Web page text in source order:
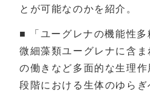
とが可能なのかを紹介。
■ 「ユーグレナの機能性
微細藻類ユーグレナに含
の働きなど多面的な生理
段階における生体のゆらぎ